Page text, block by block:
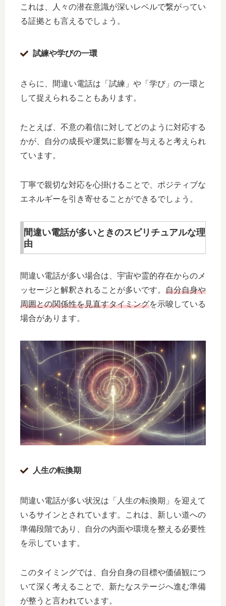
これは、人々の潜在意識が深いレベルで繋がってい
る証拠とも言えるでしょう。
試練や学びの一環
さらに、間違い電話は「試練」や「学び」の一環と
して捉えられることもあります。
たとえば、不意の着信に対してどのように対応する
かが、自分の成長や運気に影響を与えると考えられ
ています。
丁寧で親切な対応を心掛けることで、ポジティブな
エネルギーを引き寄せることができるでしょう。
間違い電話が多いときのスピリチュアルな理
由
間違い電話が多い場合は、宇宙や霊的存在からのメ
ッセージと解釈されることが多いです。 自分自身や
周囲との関係性を見直すタイミングを示唆している
場合があります。
人生の転換期
間違い電話が多い状況は「人生の転換期」を迎えて
いるサインとされています。これは、新しい道への
準備段階であり、自分の内面や環境を整える必要性
を示しています。
このタイミングでは、自分自身の目標や価値観につ
いて深く考えることで、新たなステージへ進む準備
が整うと言われています。